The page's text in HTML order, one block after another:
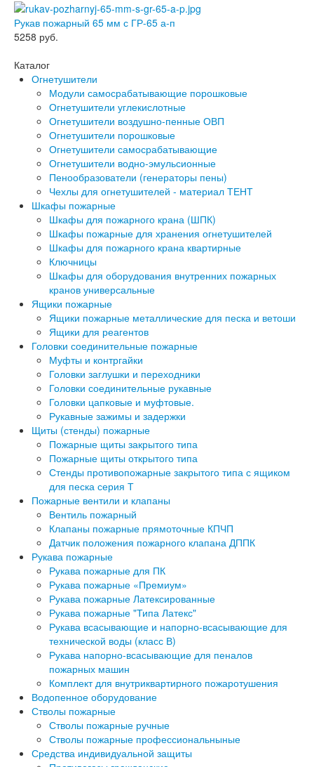
Рукав пожарный 65 мм с ГР-65 а-п
5258 руб.
Каталог
Огнетушители
Модули самосрабатывающие порошковые
Огнетушители углекислотные
Огнетушители воздушно-пенные ОВП
Огнетушители порошковые
Огнетушители самосрабатывающие
Огнетушители водно-эмульсионные
Пенообразователи (генераторы пены)
Чехлы для огнетушителей - материал ТЕНТ
Шкафы пожарные
Шкафы для пожарного крана (ШПК)
Шкафы пожарные для хранения огнетушителей
Шкафы для пожарного крана квартирные
Ключницы
Шкафы для оборудования внутренних пожарных
кранов универсальные
Ящики пожарные
Ящики пожарные металлические для песка и ветоши
Ящики для реагентов
Головки соединительные пожарные
Муфты и контргайки
Головки заглушки и переходники
Головки соединительные рукавные
Головки цапковые и муфтовые.
Рукавные зажимы и задержки
Щиты (стенды) пожарные
Пожарные щиты закрытого типа
Пожарные щиты открытого типа
Стенды противопожарные закрытого типа с ящиком
для песка серия Т
Пожарные вентили и клапаны
Вентиль пожарный
Клапаны пожарные прямоточные КПЧП
Датчик положения пожарного клапана ДППК
Рукава пожарные
Рукава пожарные для ПК
Рукава пожарные «Премиум»
Рукава пожарные Латексированные
Рукава пожарные "Типа Латекс"
Рукава всасывающие и напорно-всасывающие для
технической воды (класс В)
Рукава напорно-всасывающие для пеналов
пожарных машин
Комплект для внутриквартирного пожаротушения
Водопенное оборудование
Стволы пожарные
Стволы пожарные ручные
Стволы пожарные профессиональныные
Средства индивидуальной защиты